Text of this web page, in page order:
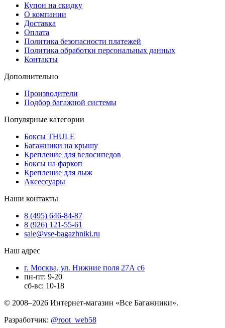
Купон на скидку
О компании
Доставка
Оплата
Политика безопасности платежей
Политика обработки персональных данных
Контакты
Дополнительно
Производители
Подбор багажной системы
Популярные категории
Боксы THULE
Багажники на крышу
Крепление для велосипедов
Боксы на фаркоп
Крепление для лыж
Аксессуары
Наши контакты
8 (495) 646-84-87
8 (926) 121-55-61
sale@vse-bagazhniki.ru
Наш адрес
г. Москва, ул. Нижние поля 27А с6
пн-пт: 9-20
сб-вс: 10-18
© 2008–2026 Интернет-магазин «Все Багажники».
Разработчик: @root_web58